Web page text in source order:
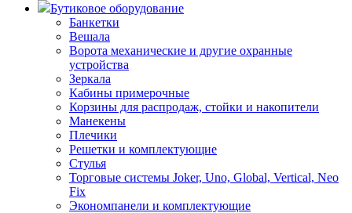
Бутиковое оборудование
Банкетки
Вешала
Ворота механические и другие охранные
устройства
Зеркала
Кабины примерочные
Корзины для распродаж, стойки и накопители
Манекены
Плечики
Решетки и комплектующие
Стулья
Торговые системы Joker, Uno, Global, Vertical, Neo
Fix
Экономпанели и комплектующие